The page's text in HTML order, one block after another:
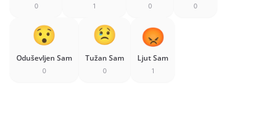
0 1 0 0
Oduševljen Sam
0
Tužan Sam
0
Ljut Sam
1